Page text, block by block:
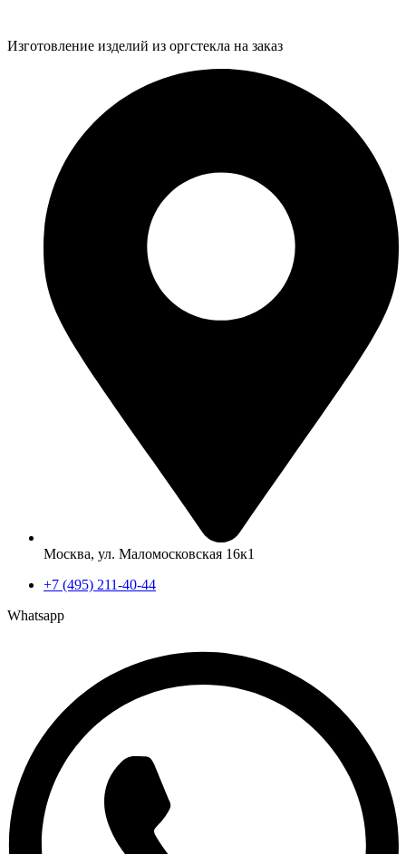
Изготовление изделий из оргстекла на заказ
Москва, ул. Маломосковская 16к1
+7 (495) 211-40-44
Whatsapp